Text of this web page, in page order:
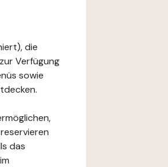
die
Verfügung
sowie
das